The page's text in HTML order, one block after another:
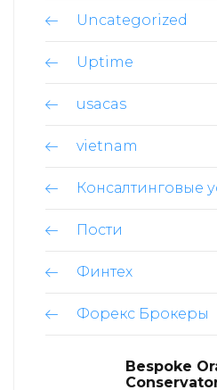
Uncategorized
Uptime
usacas
vietnam
Консалтинговые
Пости
Финтех
Форекс Брокеры
Bespoke